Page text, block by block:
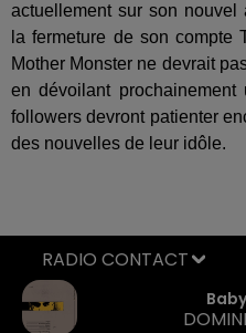
actuellement sur son nouvel
la fermeture de son compte
Mother Monster ne devrait
en dévoilant
followers devront patienter
des nouvelles de leur idôle.